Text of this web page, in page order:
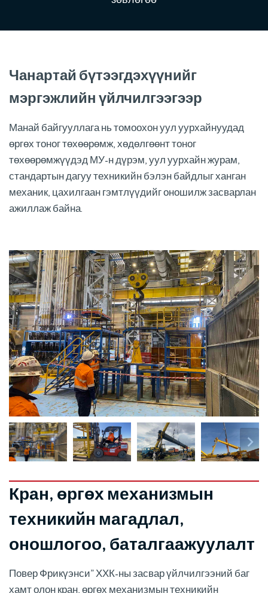
Чанартай бүтээгдэхүүнийг
мэргэжлийн үйлчилгээгээр
Манай байгууллага нь томоохон уул уурхайнуудад
өргөх тоног төхөөрөмж, хөдөлгөөнт тоног
төхөөрөмжүүдэд МУ-н дүрэм, уул уурхайн журам,
стандартын дагуу техникийн бэлэн байдлыг ханган
механик, цахилгаан гэмтлүүдийг оношилж засварлан
ажиллаж байна.
Кран, өргөх механизмын
техникийн магадлал,
оношлогоо, баталгаажуулалт
Повер Фрикүэнси” ХХК-ны засвар үйлчилгээний баг
хамт олон кран, өргөх механизмын техникийн